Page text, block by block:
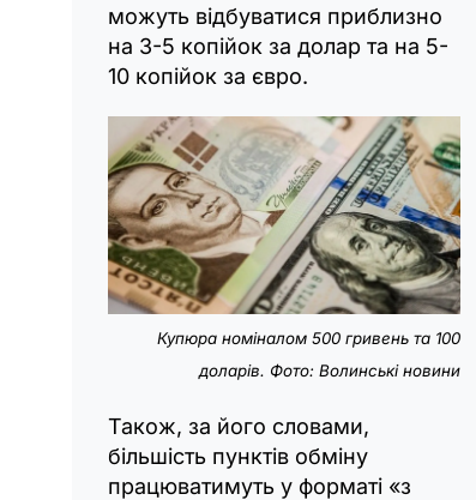
можуть відбуватися приблизно
на 3-5 копійок за долар та на 5-
10 копійок за євро.
Купюра номіналом 500 гривень та 100
доларів. Фото: Волинські новини
Також, за його словами,
більшість пунктів обміну
працюватимуть у форматі «з